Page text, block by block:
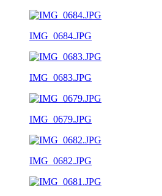
IMG_0684.JPG
IMG_0683.JPG
IMG_0679.JPG
IMG_0682.JPG